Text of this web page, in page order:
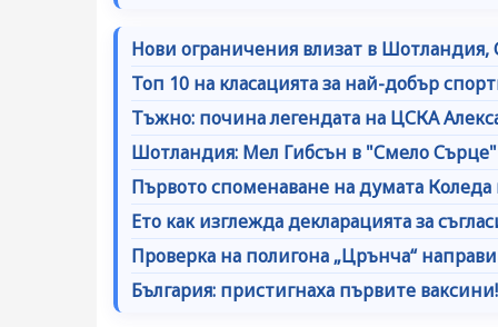
Нови ограничения влизат в
Топ 10 на класацията за най-добър
Тъжно: почина легендата на ЦСКА
Шотландия: Мел Гибсън в "Смело
Първото споменаване на думата Коледа
Ето как изглежда декларацията за
Проверка на полигона „Црънча“
България: пристигнаха първите ваксини!